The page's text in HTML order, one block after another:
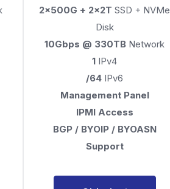
2x500G + 2x2T SSD + NVMe
Disk
10Gbps @ 330TB Network
1 IPv4
/64 IPv6
Management Panel
IPMI Access
BGP / BYOIP / BYOASN
Support